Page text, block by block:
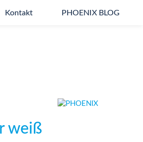
Kontakt PHOENIX BLOG
weiß